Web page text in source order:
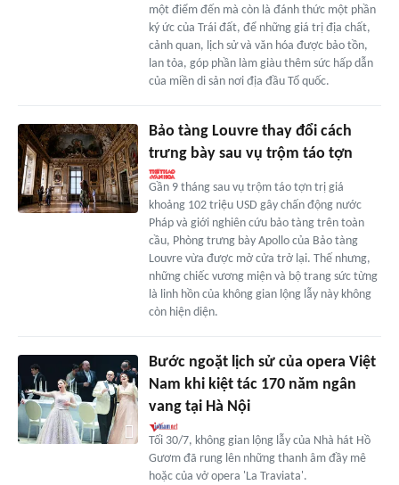
một điểm đến mà còn là đánh thức một phần
ký ức của Trái đất, để những giá trị địa chất,
cảnh quan, lịch sử và văn hóa được bảo tồn,
lan tỏa, góp phần làm giàu thêm sức hấp dẫn
của miền di sản nơi địa đầu Tổ quốc.
Bảo tàng Louvre thay đổi cách
trưng bày sau vụ trộm táo tợn
Gần 9 tháng sau vụ trộm táo tợn trị giá
khoảng 102 triệu USD gây chấn động nước
Pháp và giới nghiên cứu bảo tàng trên toàn
cầu, Phòng trưng bày Apollo của Bảo tàng
Louvre vừa được mở cửa trở lại. Thế nhưng,
những chiếc vương miện và bộ trang sức từng
là linh hồn của không gian lộng lẫy này không
còn hiện diện.
Bước ngoặt lịch sử của opera Việt
Nam khi kiệt tác 170 năm ngân
vang tại Hà Nội
Tối 30/7, không gian lộng lẫy của Nhà hát Hồ
Gươm đã rung lên những thanh âm đầy mê
hoặc của vở opera 'La Traviata'.